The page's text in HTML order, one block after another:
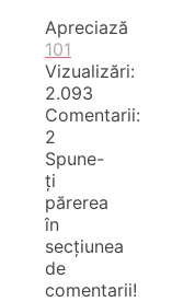
Apreciază
101
Vizualizări:
2.093
Comentarii:
2
Spune-
ți
părerea
în
secțiunea
de
comentarii!